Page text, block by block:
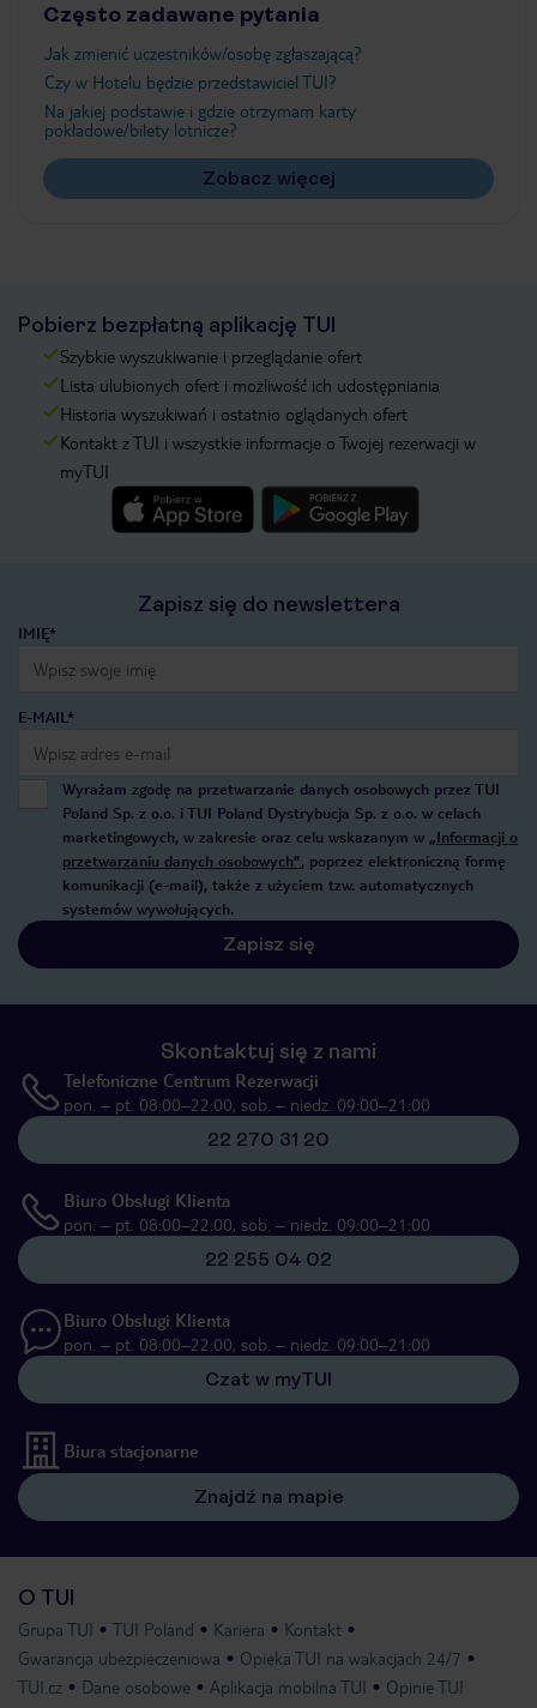
Często zadawane pytania
Jak zmienić uczestników/osobę zgłaszającą?
Czy w Hotelu będzie przedstawiciel TUI?
Na jakiej podstawie i gdzie otrzymam karty
pokładowe/bilety lotnicze?
Zobacz więcej
Pobierz bezpłatną aplikację TUI
Szybkie wyszukiwanie i przeglądanie ofert
Lista ulubionych ofert i możliwość ich udostępniania
Historia wyszukiwań i ostatnio oglądanych ofert
Kontakt z TUI i wszystkie informacje o Twojej rezerwacji w
myTUI
Zapisz się do newslettera
IMIĘ*
E-MAIL*
Wyrażam zgodę na przetwarzanie danych osobowych przez TUI
Poland Sp. z o.o. i TUI Poland Dystrybucja Sp. z o.o. w celach
marketingowych, w zakresie oraz celu wskazanym w „Informacji o
przetwarzaniu danych osobowych”, poprzez elektroniczną formę
komunikacji (e-mail), także z użyciem tzw. automatycznych
systemów wywołujących.
Zapisz się
Skontaktuj się z nami
Telefoniczne Centrum Rezerwacji
pon. – pt. 08:00–22:00, sob. – niedz. 09:00–21:00
22 270 31 20
Biuro Obsługi Klienta
pon. – pt. 08:00–22:00, sob. – niedz. 09:00–21:00
22 255 04 02
Biuro Obsługi Klienta
pon. – pt. 08:00–22:00, sob. – niedz. 09:00–21:00
Czat w myTUI
Biura stacjonarne
Znajdź na mapie
O TUI
Grupa TUI TUI Poland Kariera
Kontakt
Gwarancja ubezpieczeniowa
Opieka TUI na wakacjach 24/7
TUI.cz
Dane osobowe Aplikacja mobilna TUI Opinie TUI